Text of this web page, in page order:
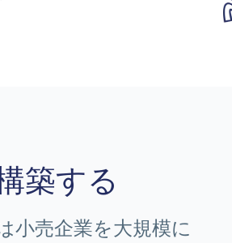
築する
小売企業を大規模に